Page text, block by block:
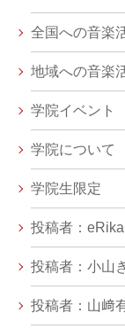
全国への音楽
地域への音楽
学院イベント
学院について
学院生限定
投稿者：eRika
投稿者：小山
投稿者：山﨑